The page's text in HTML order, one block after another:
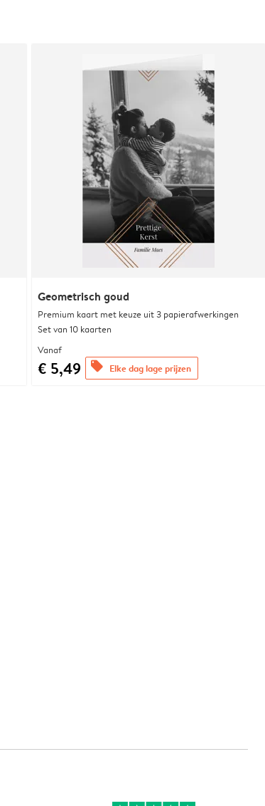
Geometrisch goud
Premium kaart met keuze uit 3 papierafwerkingen
Set van 10 kaarten
Vanaf
€ 5,49 offers Elke dag lage prijzen